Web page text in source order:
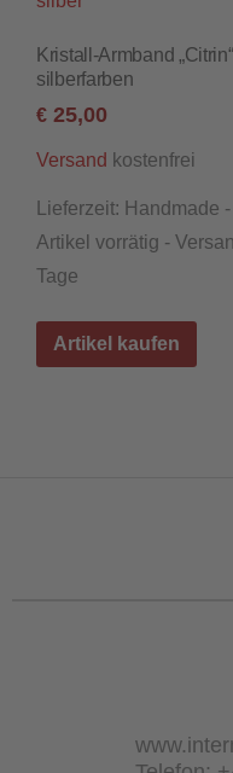
Kristall-Armband „Citrin“
silberfarben
€ 25,00
Versand kostenfrei
Lieferzeit: Handmade -
Artikel vorrätig -
Tage
Artikel kaufen